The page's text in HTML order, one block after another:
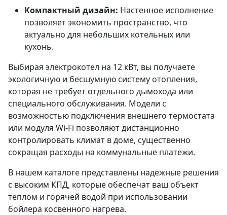
Компактный дизайн: Настенное исполнение
позволяет экономить пространство, что
актуально для небольших котельных или
кухонь.
Выбирая электрокотел на 12 кВт, вы получаете
экологичную и бесшумную систему отопления,
которая не требует отдельного дымохода или
специального обслуживания. Модели с
возможностью подключения внешнего термостата
или модуля Wi-Fi позволяют дистанционно
контролировать климат в доме, существенно
сокращая расходы на коммунальные платежи.
В нашем каталоге представлены надежные решения
с высоким КПД, которые обеспечат ваш объект
теплом и горячей водой при использовании
бойлера косвенного нагрева.